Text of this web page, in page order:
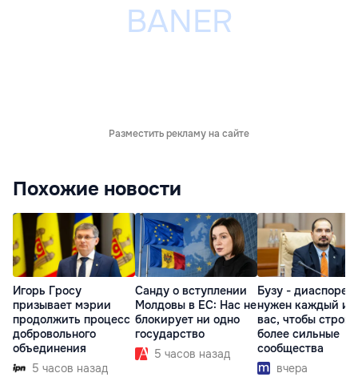
Разместить рекламу на сайте
Похожие новости
Игорь Гросу
призывает мэрии
продолжить процесс
добровольного
объединения
5 часов назад
Санду о вступлении
Молдовы в ЕС: Нас не
блокирует ни одно
государство
5 часов назад
Бузу - диаспоре:
нужен каждый из
вас, чтобы
более сильные
сообщества
вчера